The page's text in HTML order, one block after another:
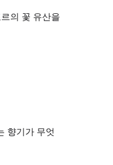
의 꽃 유산을
향기가 무엇